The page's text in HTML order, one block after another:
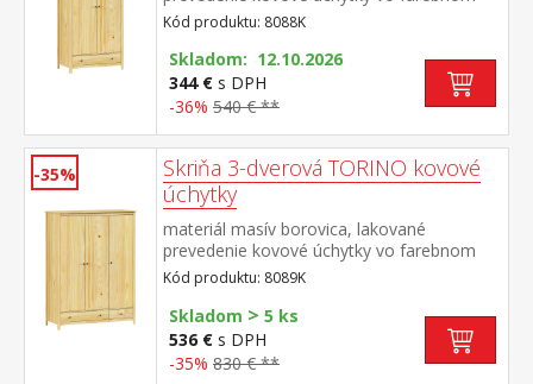
prevedení černená mosadz šatníková skriňa
vybavená šatníkovou tyčou a policou v
spodnej časti zásuvka s kovovými
pojazdmi odporúčaný nadstavec 8188K
Kód produktu: 8088K
Skladom: 12.10.2026
344 € s DPH
-36% 540 € **
-35%
Skriňa 3-dverová TORINO kovové
úchytky
materiál masív borovica, lakované
prevedenie kovové úchytky vo farebnom
prevedení černená mosadz priestor delený
v pomere 2:1 širšia časť šatníková tyč a
polica, užšia časť 3 police v spodnej časti 2
zásuvky s kovovými pojazdmi odporúčaný
nadstavec 8189K
Kód produktu: 8089K
Skladom > 5 ks
536 € s DPH
-35% 830 € **